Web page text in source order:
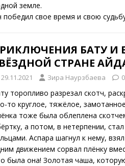
земле.
победил свое время и свою
БАТУ И
СТРАНЕ
29.11.2021 Зира Наурзбаева 0
торопливо разрезал скотч,
то круглое, тяжёлое,
тоже была облеплена
а потом, в нетерпении,
Аспара шагнул к нему,
движением сорвал плёнку
была она! Золотая чаша,